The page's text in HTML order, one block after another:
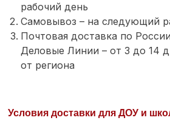
рабочий день
Самовывоз – на следующий
Почтовая доставка по
Деловые Линии – от 3 до 14
от региона
Условия доставки для ДОУ и